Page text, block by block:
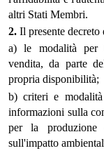
altri Stati Membri.
2. Il presente decreto
a) le modalità per
vendita, da parte
propria disponibilità;
b) criteri e
informazioni sulla
per la produzione
sull'impatto